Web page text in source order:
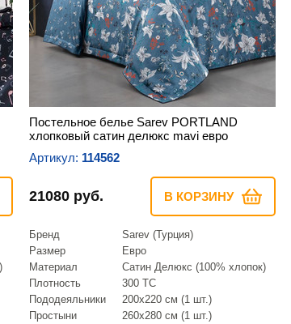
Постельное белье Sarev PORTLAND
хлопковый сатин делюкс mavi евро
Артикул: 114562
21080 руб. В КОРЗИНУ
Бренд
Sarev (Турция)
Размер
Евро
Материал
Сатин Делюкс (100% хлопок)
Плотность
300 TC
Пододеяльники
200х220 см (1 шт.)
Простыни
260х280 см (1 шт.)